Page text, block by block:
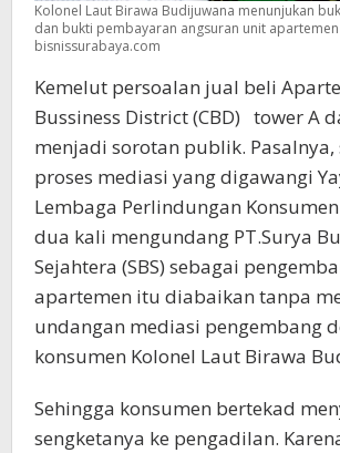
Kolonel Laut Birawa Budijuwana menunjukan
dan bukti pembayaran angsuran unit
bisnissurabaya.com
Kemelut persoalan jual beli
Bussiness District (CBD) tower A
menjadi sorotan publik. Pasalnya,
proses mediasi yang digawangi
Lembaga Perlindungan Konsumen
dua kali mengundang PT.Surya
Sejahtera (SBS) sebagai
apartemen itu diabaikan tanpa
undangan mediasi pengembang
konsumen Kolonel Laut Birawa
Sehingga konsumen bertekad
sengketanya ke pengadilan.